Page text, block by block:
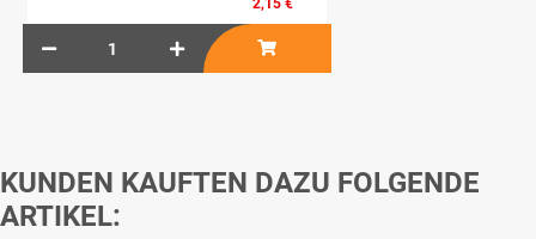
2,15 €
KUNDEN KAUFTEN DAZU FOLGENDE
ARTIKEL: